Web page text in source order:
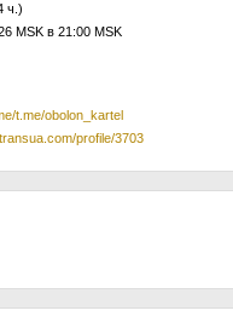
ч.)
MSK в 21:00 MSK
t.me/obolon_kartel
profile/3703